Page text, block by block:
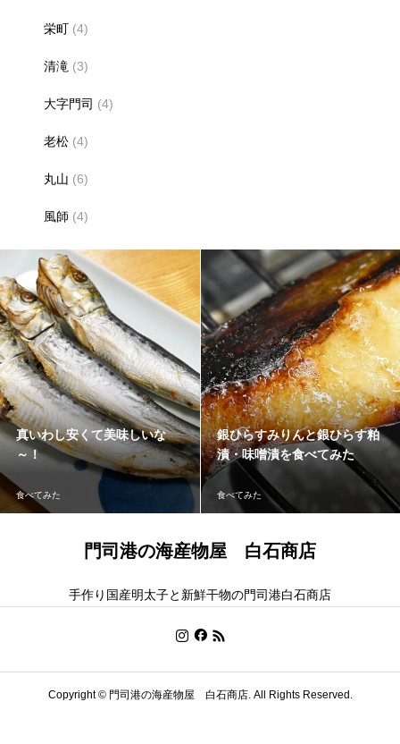
栄町 (4)
清滝 (3)
大字門司 (4)
老松 (4)
丸山 (6)
風師 (4)
真いわし安くて美味しいな
～！
食べてみた
銀ひらすみりんと銀ひらす粕
漬・味噌漬を食べてみた
食べてみた
門司港の海産物屋 白石商店
手作り国産明太子と新鮮干物の門司港白石商店
Copyright ©門司港の海産物屋 白石商店. All Rights Reserved.